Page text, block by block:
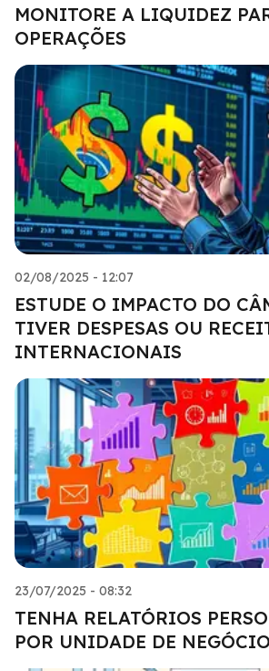
MONITORE A LIQUIDEZ
OPERAÇÕES
02/08/2025 - 12:07
ESTUDE O IMPACTO DO
TIVER DESPESAS OU
INTERNACIONAIS
23/07/2025 - 08:32
TENHA RELATÓRIOS
POR UNIDADE DE NEGÓCIO